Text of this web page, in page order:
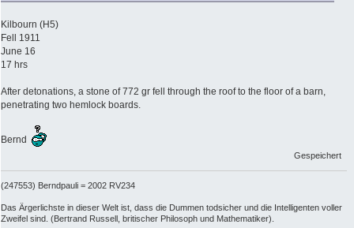
Kilbourn (H5)
Fell 1911
June 16
17 hrs
After detonations, a stone of 772 gr fell through the roof to the floor of a barn,
penetrating two hemlock boards.
Bernd
Gespeichert
(247553) Berndpauli = 2002 RV234
Das Ärgerlichste in dieser Welt ist, dass die Dummen todsicher und die Intelligenten voller
Zweifel sind. (Bertrand Russell, britischer Philosoph und Mathematiker).